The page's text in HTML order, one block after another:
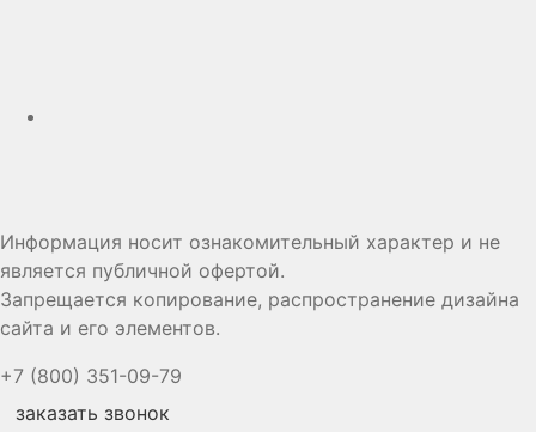
Информация носит ознакомительный характер и не
является публичной офертой.
Запрещается копирование, распространение дизайна
сайта и его элементов.
+7 (800) 351-09-79
заказать звонок